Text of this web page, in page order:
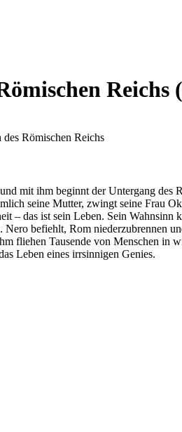
Römischen Reichs
mit ihm beginnt der Untergang
seine Mutter, zwingt seine Frau
– das ist sein Leben. Sein Wahnsinn
befiehlt, Rom niederzubrennen
fliehen Tausende von Menschen
Leben eines irrsinnigen Genies.